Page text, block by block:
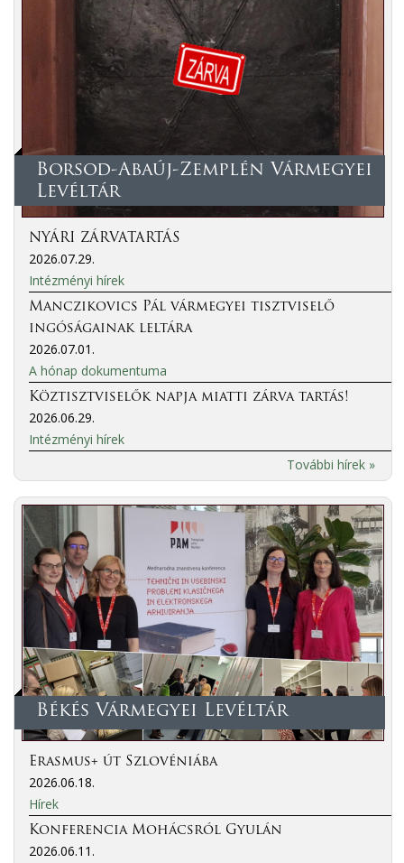
Borsod-Abaúj-Zemplén Vármegyei
Levéltár
NYÁRI ZÁRVATARTÁS
2026.07.29.
Intézményi hírek
Manczikovics Pál vármegyei tisztviselő
ingóságainak leltára
2026.07.01.
A hónap dokumentuma
Köztisztviselők napja miatti zárva tartás!
2026.06.29.
Intézményi hírek
További hírek »
Békés Vármegyei Levéltár
Erasmus+ út Szlovéniába
2026.06.18.
Hírek
Konferencia Mohácsról Gyulán
2026.06.11.